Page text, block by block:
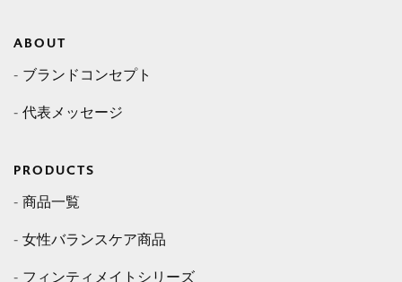
ABOUT
ブランドコンセプト
代表メッセージ
PRODUCTS
商品一覧
女性バランスケア商品
フィンティメイトシリーズ